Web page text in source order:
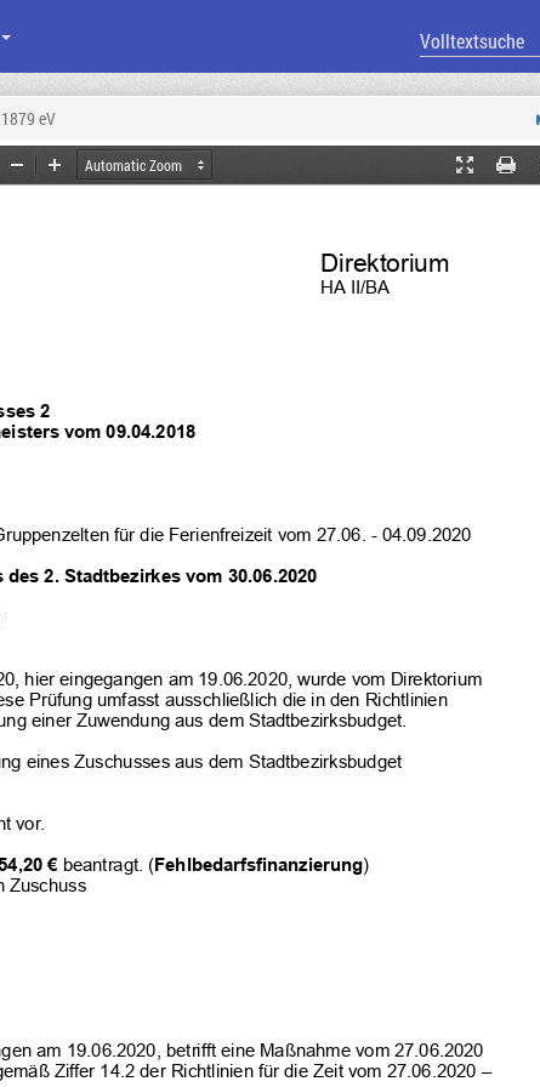
eV
Presentation
Print
Zoom Zoom
Direktorium
HA II/BA
2
vom 09.04.2018
für die Ferienfreizeit vom 27.06. - 04.09.2020
2. Stadtbezirkes vom 30.06.2020
, hier eingegangen am 19.06.2020 , wurde vom Direktorium
Prüfung umfasst ausschließlich die in den Richtlinien
einer Zuwendung aus dem Stadtbezirksbudget.
eines Zuschusses aus dem Stadtbezirksbudget
vor.
€ beantragt. (Fehlbedarfsfinanzierung)
Zuschuss
am 19.06.2020 , betrifft eine Maßnahme vom 27.06.2020
Ziffer 14.2 der Richtlinien für die Zeit vom 27.06.2020 –